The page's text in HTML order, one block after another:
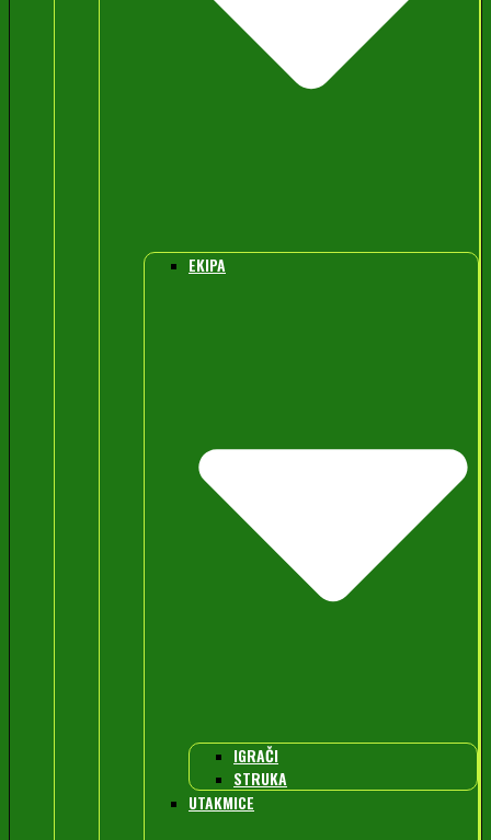
EKIPA
IGRAČI
STRUKA
UTAKMICE